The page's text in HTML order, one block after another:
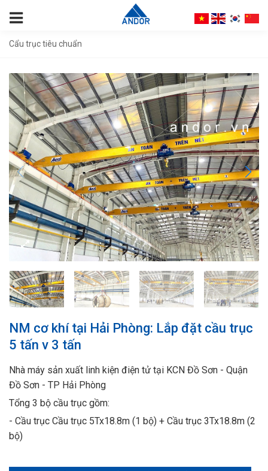
Cẩu trục tiêu chuẩn
NM cơ khí tại Hải Phòng: Lắp đặt cầu trục
5 tấn v 3 tấn
Nhà máy sản xuất linh kiện điện tử tại KCN Đồ Sơn - Quận
Đồ Sơn - TP Hải Phòng
Tổng 3 bộ cầu trục gồm:
- Cầu trục Cầu trục 5Tx18.8m (1 bộ) + Cầu trục 3Tx18.8m (2
bộ)